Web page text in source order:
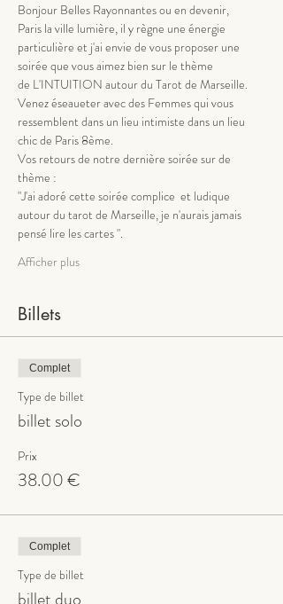
Bonjour Belles Rayonnantes ou en devenir,
Paris la ville lumière, il y règne une énergie
particulière et j'ai envie de vous proposer une
soirée que vous aimez bien sur le thème
de L'INTUITION autour du Tarot de Marseille.
Venez éseaueter avec des Femmes qui vous
ressemblent dans un lieu intimiste dans un lieu
chic de Paris 8ème.
Vos retours de notre dernière soirée sur de
thème :
"J'ai adoré cette soirée complice  et ludique
autour du tarot de Marseille, je n'aurais jamais
pensé lire les cartes ".
Afficher plus
Billets
Complet
Type de billet
billet solo
Prix
38.00 €
Complet
Type de billet